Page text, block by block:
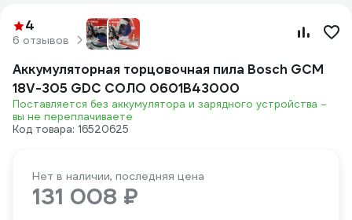
4
6 отзывов
Аккумуляторная торцовочная пила Bosch GCM
18V-305 GDC СОЛО 0601B43000
Поставляется без аккумулятора и зарядного устройства –
вы не переплачиваете
Код товара: 16520625
Нет в наличии, последняя цена
131 008 ₽